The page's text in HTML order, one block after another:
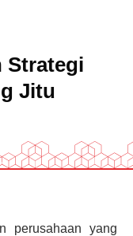
Strategi
Jitu
perusahaan yang